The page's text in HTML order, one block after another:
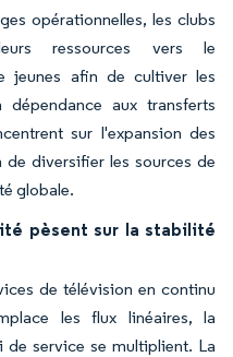
opérationnelles, les clubs
ressources vers le
jeunes afin de cultiver les
aux transferts
sur l'expansion des
diversifier les sources de
globale.
pèsent sur la stabilité
de télévision en continu
les flux linéaires, la
service se multiplient. La